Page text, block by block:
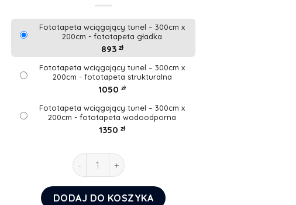
Fototapeta wciągający tunel – 300cm x
200cm - fototapeta gładka
893 zł
Fototapeta wciągający tunel – 300cm x
200cm - fototapeta strukturalna
1050 zł
Fototapeta wciągający tunel – 300cm x
200cm - fototapeta wodoodporna
1350 zł
ilość Fototapeta wciągający tunel
DODAJ DO KOSZYKA